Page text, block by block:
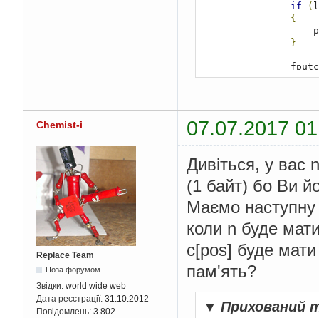
if (
{
}
                fputc
        fclose
(
return 0;
int
char
*key =
int ok = code("/
    printf
( "%s\n"
Chemist-i 07.07.2017
Replace Team
Поза форумом
Звідки: world wide web
Дата реєстрації: 31.10.2012
Повідомлень: 3 802
Дивіться, у вас
(1 байт) бо Ви
Маємо наступну
коли n буде
с[pos] буде
пам'ять?
▼ Прихований